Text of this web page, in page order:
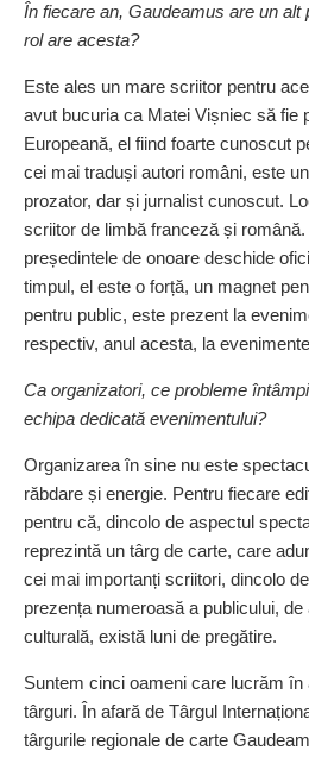
În fiecare an, Gaudeamus are un alt
rol are acesta?
Este ales un mare scriitor pentru
avut bucuria ca Matei Vișniec să fie
Europeană, el fiind foarte cunoscut
cei mai traduși autori români, este
prozator, dar și jurnalist cunoscut.
scriitor de limbă franceză și
președintele de onoare deschide
­timpul, el este o forță, un magnet
pentru public, este prezent la
respectiv, anul acesta, la
Ca organizatori, ce probleme
echipa dedicată evenimentului?
Organizarea în sine nu este
răbdare și energie. Pentru fiecare
pentru că, dincolo de aspectul
reprezintă un târg de carte, care
cei mai importanți scriitori, dincolo
prezența numeroasă a publicului,
culturală, există luni de pregătire.
Suntem cinci oameni care lucrăm
târguri. În afară de Târgul
târgurile regionale de carte